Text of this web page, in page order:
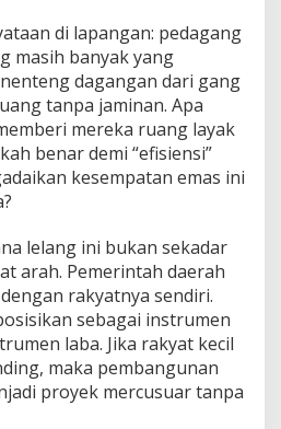
di lapangan: pedagang
masih banyak yang
dagangan dari gang
tanpa jaminan. Apa
mereka ruang layak
benar demi “efisiensi”
kesempatan emas ini
lelang ini bukan sekadar
arah. Pemerintah daerah
rakyatnya sendiri.
sebagai instrumen
laba. Jika rakyat kecil
maka pembangunan
proyek mercusuar tanpa